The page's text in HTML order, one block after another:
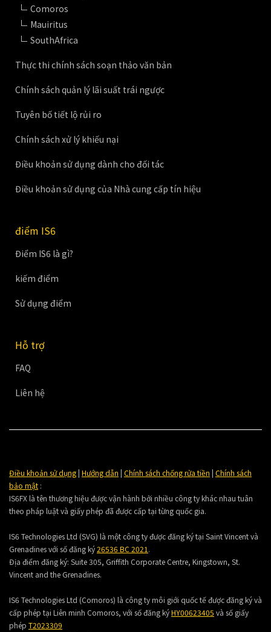
Comoros
Mauiritus
SouthAfrica
Thực thi chính sách soạn thảo văn bản
Chính sách quản lý lãi suất trái ngược
Tuyên bố tiết lộ rủi ro
Chính sách xử lý khiếu nại
Điều khoản sử dụng dành cho đối tác
Điều khoản sử dụng của Nhà cung cấp tín hiệu
điểm IS6
Điểm IS6 là gì?
kiếm điểm
Sử dụng điểm
Hỗ trợ
FAQ
Liên hệ
Điều khoản sử dụng| Hướng dẫn | Chính sách chống rửa tiền | Chính sách
bảo mật :
IS6FX là tên thương hiệu được vận hành bởi nhiều công ty khác nhau tuân
theo pháp luật và giấy phép đã được cấp tại từng quốc gia.
IS6 Technologies Ltd (SVG) là một công ty được đăng ký tại Saint Vincent và
Grenadines với số đăng ký26536 BC 2021.
Địa điểm đăng ký: Suite 305, Griffith Corporate Centre, Kingstown, St.
Vincent and the Grenadines.
IS6 Technologies Ltd (Comoros) là công ty môi giới quốc tế được đăng ký và
cấp phép tại Liên minh Comoros, với số đăng kýHY00623405 và số giấy
phép T2023309